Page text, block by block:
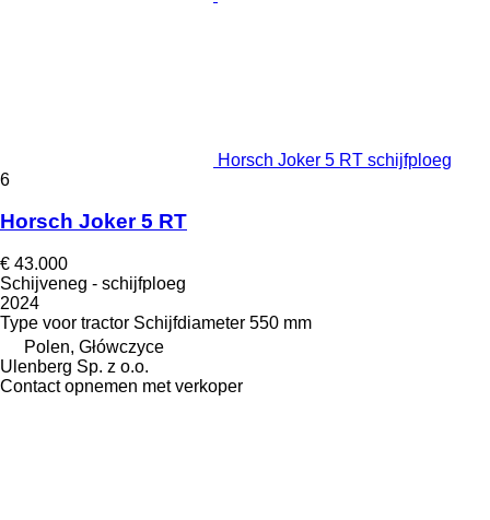
Horsch Joker 5 RT schijfploeg
6
Horsch Joker 5 RT
€ 43.000
Schijveneg - schijfploeg
2024
Type voor tractor Schijfdiameter 550 mm
Polen, Główczyce
Ulenberg Sp. z o.o.
Contact opnemen met verkoper